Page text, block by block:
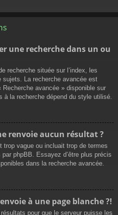
une recherche dans un ou
recherche située sur l’index, les
sujets. La recherche avancée est
avancée » disponible sur
à la recherche dépend du style utilisé.
renvoie aucun résultat ?
trop vague ou incluait trop de termes
phpBB. Essayez d’être plus précis
dans la recherche avancée.
à une page blanche ?!
pour que le serveur puisse les